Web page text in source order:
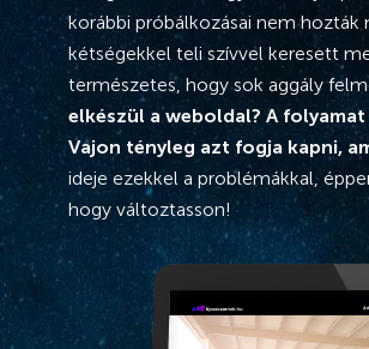
korábbi próbálkozásai nem
kétségekkel teli szívvel keresett
természetes, hogy sok aggály
elkészül a weboldal? A
Vajon tényleg azt fogja kapni,
ideje ezekkel a problémákkal,
hogy változtasson!